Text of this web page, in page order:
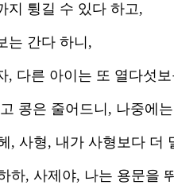
지 튕길 수 있다 하고,
는 간다 하니,
, 다른 아이는 또 열다섯
콩은 줄어드니, 나중에
, 사형, 내가 사형보다 더
하, 사제야, 나는 용문을